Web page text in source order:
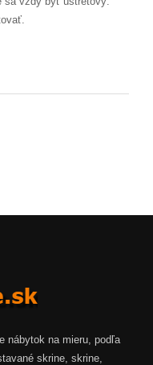
nábytok na mieru, podľa
skrine, skrine,